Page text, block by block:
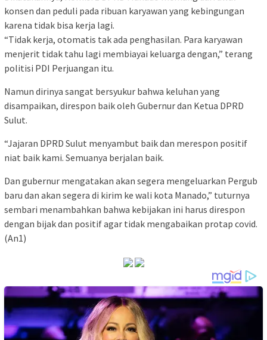
konsen dan peduli pada ribuan karyawan yang kebingungan
karena tidak bisa kerja lagi.
“Tidak kerja, otomatis tak ada penghasilan. Para karyawan
menjerit tidak tahu lagi membiayai keluarga dengan,” terang
politisi PDI Perjuangan itu.
Namun dirinya sangat bersyukur bahwa keluhan yang
disampaikan, direspon baik oleh Gubernur dan Ketua DPRD
Sulut.
“Jajaran DPRD Sulut menyambut baik dan merespon positif
niat baik kami. Semuanya berjalan baik.
Dan gubernur mengatakan akan segera mengeluarkan Pergub
baru dan akan segera di kirim ke wali kota Manado,” tuturnya
sembari menambahkan bahwa kebijakan ini harus direspon
dengan bijak dan positif agar tidak mengabaikan protap covid.
(An1)